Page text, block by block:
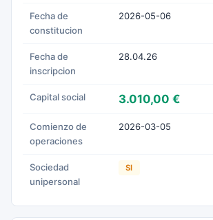
Fecha de
constitucion
2026-05-06
Fecha de
inscripcion
28.04.26
Capital social 3.010,00 €
Comienzo de
operaciones
2026-03-05
Sociedad
unipersonal
SI